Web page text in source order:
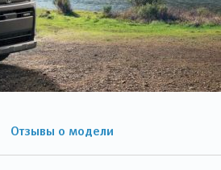
Отзывы о модели